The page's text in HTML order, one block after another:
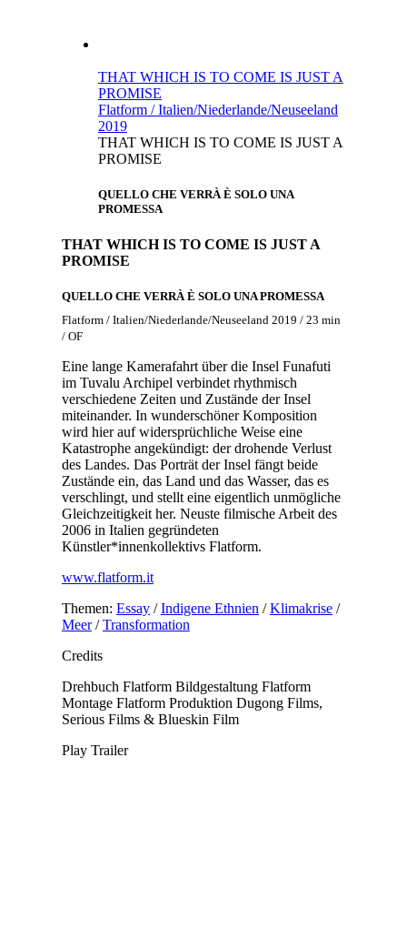
THAT WHICH IS TO COME IS JUST A
PROMISE
Flatform / Italien/Niederlande/Neuseeland
2019
THAT WHICH IS TO COME IS JUST A
PROMISE
QUELLO CHE VERRÀ È SOLO UNA
PROMESSA
THAT WHICH IS TO COME IS JUST A
PROMISE
QUELLO CHE VERRÀ È SOLO UNA PROMESSA
Flatform / Italien/Niederlande/Neuseeland 2019 / 23 min
/ OF
Eine lange Kamerafahrt über die Insel Funafuti
im Tuvalu Archipel verbindet rhythmisch
verschiedene Zeiten und Zustände der Insel
miteinander. In wunderschöner Komposition
wird hier auf widersprüchliche Weise eine
Katastrophe angekündigt: der drohende Verlust
des Landes. Das Porträt der Insel fängt beide
Zustände ein, das Land und das Wasser, das es
verschlingt, und stellt eine eigentlich unmögliche
Gleichzeitigkeit her. Neuste filmische Arbeit des
2006 in Italien gegründeten
Künstler*innenkollektivs Flatform.
www.flatform.it
Themen: Essay/Indigene Ethnien /Klimakrise/
Meer/Transformation
Credits
Drehbuch Flatform Bildgestaltung Flatform
Montage Flatform Produktion Dugong Films,
Serious Films & Blueskin Film
Play Trailer